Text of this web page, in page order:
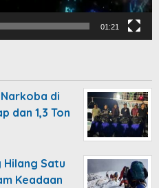
01:21
di
dan 1,3 Ton
Hilang Satu
Keadaan